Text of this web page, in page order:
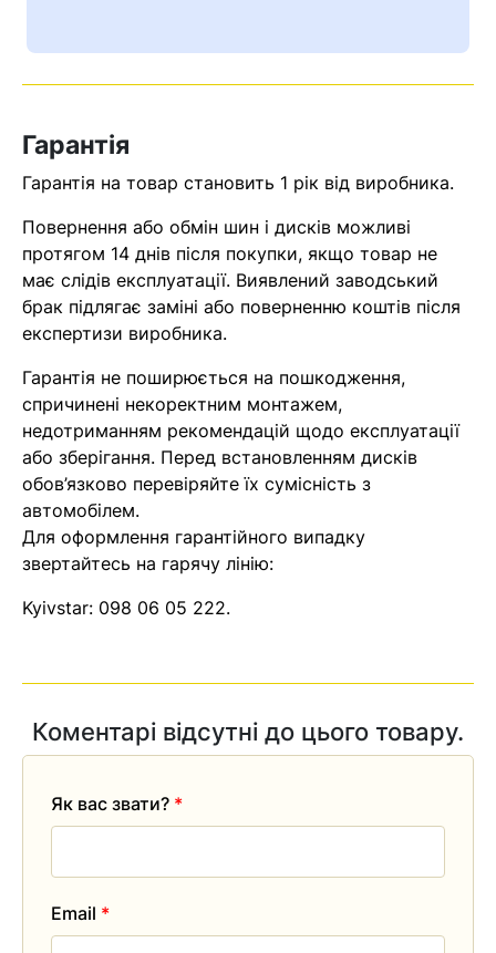
Помилка:
Оператор зв’яжеться з вами
найближчим часом
Гарантія
Гарантія на товар становить 1 рік від виробника.
Повернення або обмін шин і дисків можливі
протягом 14 днів після покупки, якщо товар не
має слідів експлуатації. Виявлений заводський
брак підлягає заміні або поверненню коштів після
експертизи виробника.
Гарантія не поширюється на пошкодження,
спричинені некоректним монтажем,
недотриманням рекомендацій щодо експлуатації
або зберігання. Перед встановленням дисків
обов’язково перевіряйте їх сумісність з
автомобілем.
Для оформлення гарантійного випадку
звертайтесь на гарячу лінію:
Kyivstar: 098 06 05 222.
Коментарі відсутні до цього товару.
Як вас звати? *
Email *